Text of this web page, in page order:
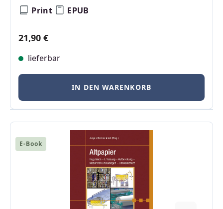
Print EPUB
Regulärer Preis:
21,90 €
lieferbar
IN DEN WARENKORB
E-Book